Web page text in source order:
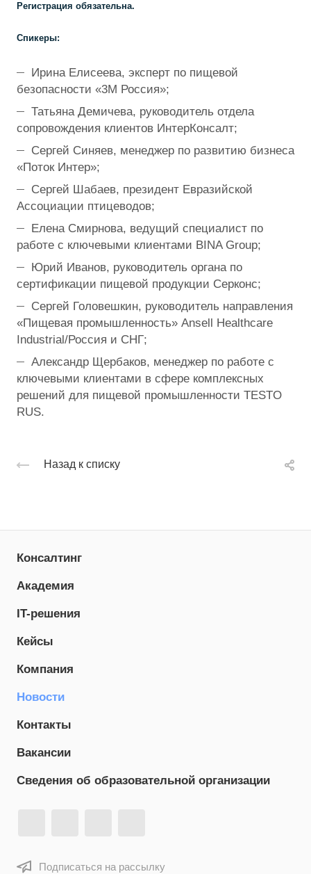
Регистрация обязательна.
Спикеры:
Ирина Елисеева, эксперт по пищевой
безопасности «3М Россия»;
Татьяна Демичева, руководитель отдела
сопровождения клиентов ИнтерКонсалт;
Сергей Синяев, менеджер по развитию бизнеса
«Поток Интер»;
Сергей Шабаев, президент Евразийской
Ассоциации птицеводов;
Елена Смирнова, ведущий специалист по
работе с ключевыми клиентами BINA Group;
Юрий Иванов, руководитель органа по
сертификации пищевой продукции Серконс;
Сергей Головешкин, руководитель направления
«Пищевая промышленность» Ansell Healthcare
Industrial/Россия и СНГ;
Александр Щербаков, менеджер по работе с
ключевыми клиентами в сфере комплексных
решений для пищевой промышленности TESTO
RUS.
Назад к списку
Консалтинг
Академия
IT-решения
Кейсы
Компания
Новости
Контакты
Вакансии
Сведения об образовательной организации
Подписаться на рассылку